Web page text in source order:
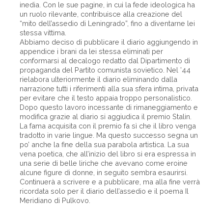
inedia. Con le sue pagine, in cui la fede ideologica ha
un ruolo rilevante, contribuisce alla creazione del
“mito dell’assedio di Leningrado”, fino a diventarne lei
stessa vittima.
Abbiamo deciso di pubblicare il diario aggiungendo in
appendice i brani da lei stessa eliminati per
conformarsi al decalogo redatto dal Dipartimento di
propaganda del Partito comunista sovietico. Nel ’44
rielabora ulteriormente il diario eliminando dalla
narrazione tutti i riferimenti alla sua sfera intima, privata
per evitare che il testo appaia troppo personalistico.
Dopo questo lavoro incessante di rimaneggiamento e
modifica grazie al diario si aggiudica il premio Stalin.
La fama acquisita con il premio fa sì che il libro venga
tradotto in varie lingue. Ma questo successo segna un
po’ anche la fine della sua parabola artistica. La sua
vena poetica, che all’inizio del libro si era espressa in
una serie di belle liriche che avevano come eroine
alcune figure di donne, in seguito sembra esaurirsi.
Continuerà a scrivere e a pubblicare, ma alla fine verrà
ricordata solo per il diario dell’assedio e il poema Il
Meridiano di Pulkovo.